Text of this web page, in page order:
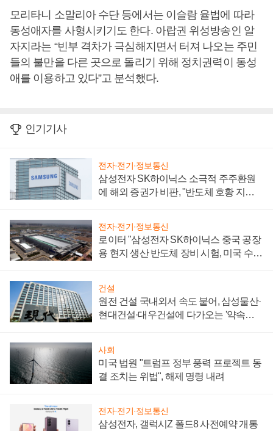
모리타니 소말리아 수단 등에서는 이슬람 율법에 따라
동성애자를 사형시키기도 한다. 아랍권 위성방송인 알
자지라는 “빈부 격차가 극심해지면서 터져 나오는 주민
들의 불만을 다른 곳으로 돌리기 위해 정치권력이 동성
애를 이용하고 있다”고 분석했다.
인기기사
전자·전기·정보통신
삼성전자 SK하이닉스 소극적 주주환원
에 해외 증권가 비판, "반도체 호황 지속
전자·전기·정보통신
로이터 "삼성전자 SK하이닉스 중국 공장
용 현지 생산 반도체 장비 시험, 미국 수출
건설
원전 건설 국내외서 속도 붙어, 삼성물산·
현대건설·대우건설에 다가오는 '약속의
사회
미국 법원 "트럼프 정부 풍력 프로젝트 동
결 조치는 위법", 해제 명령 내려
전자·전기·정보통신
삼성전자, 갤럭시Z 폴드8 사전예약 개통